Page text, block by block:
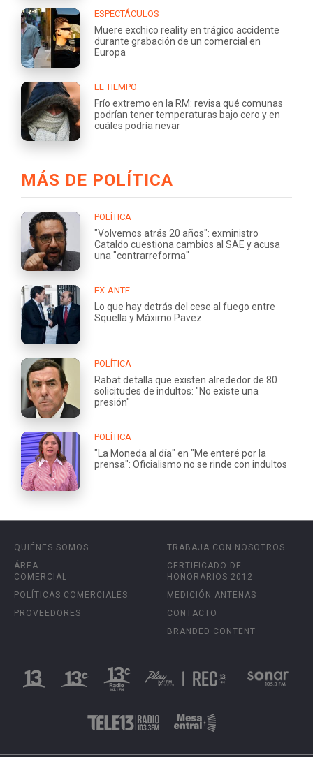
ESPECTÁCULOS
Muere exchico reality en trágico accidente
durante grabación de un comercial en
Europa
EL TIEMPO
Frío extremo en la RM: revisa qué comunas
podrían tener temperaturas bajo cero y en
cuáles podría nevar
MÁS DE POLÍTICA
POLÍTICA
"Volvemos atrás 20 años": exministro
Cataldo cuestiona cambios al SAE y acusa
una "contrarreforma"
EX-ANTE
Lo que hay detrás del cese al fuego entre
Squella y Máximo Pavez
POLÍTICA
Rabat detalla que existen alrededor de 80
solicitudes de indultos: "No existe una
presión"
POLÍTICA
"La Moneda al día" en "Me enteré por la
prensa": Oficialismo no se rinde con indultos
QUIÉNES SOMOS
ÁREA
COMERCIAL
POLÍTICAS COMERCIALES
PROVEEDORES
TRABAJA CON NOSOTROS
CERTIFICADO DE
HONORARIOS 2012
MEDICIÓN ANTENAS
CONTACTO
BRANDED CONTENT